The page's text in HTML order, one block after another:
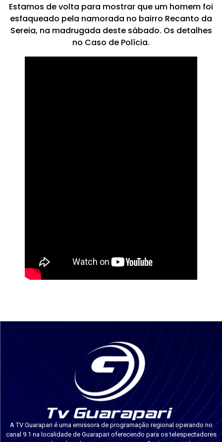
Estamos de volta para mostrar que um homem foi
esfaqueado pela namorada no bairro Recanto da
Sereia, na madrugada deste sábado. Os detalhes
no Caso de Polícia.
A TV Guarapari é uma emissora de programação regional operando no
canal 9.1 na localidade de Guarapari oferecendo para os telespectadores